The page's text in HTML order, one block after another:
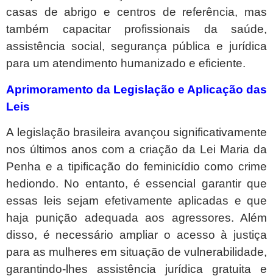
casas de abrigo e centros de referência, mas
também capacitar profissionais da saúde,
assistência social, segurança pública e jurídica
para um atendimento humanizado e eficiente.
Aprimoramento da Legislação e Aplicação das
Leis
A legislação brasileira avançou significativamente
nos últimos anos com a criação da Lei Maria da
Penha e a tipificação do feminicídio como crime
hediondo. No entanto, é essencial garantir que
essas leis sejam efetivamente aplicadas e que
haja punição adequada aos agressores. Além
disso, é necessário ampliar o acesso à justiça
para as mulheres em situação de vulnerabilidade,
garantindo-lhes assistência jurídica gratuita e